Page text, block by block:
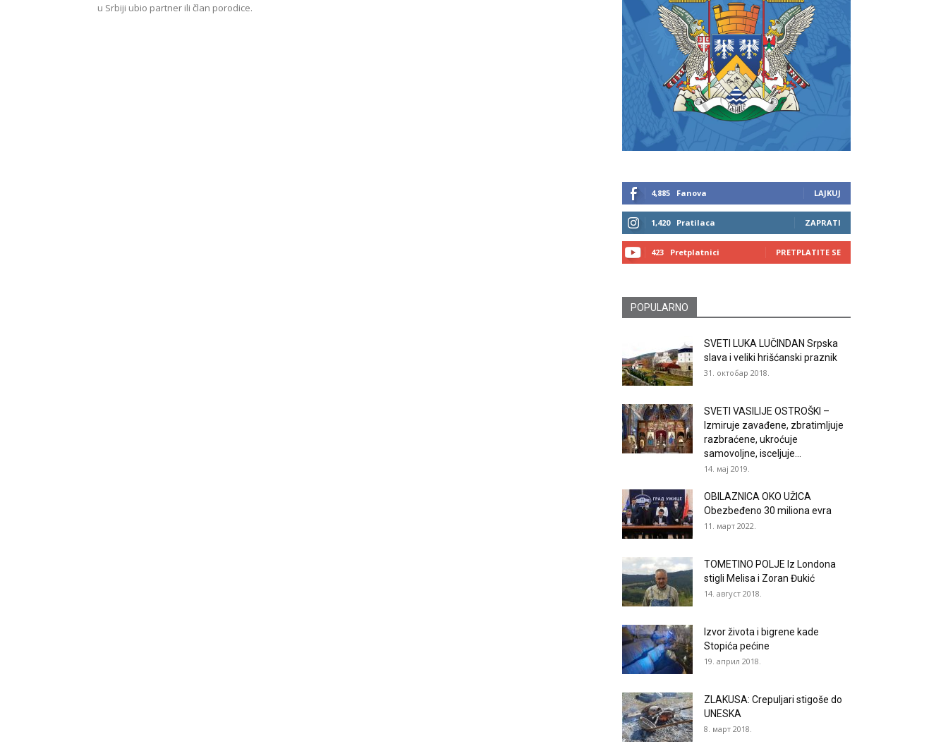
u Srbiji ubio partner ili član porodice.
4,885 Fanova LAJKUJ
1,420 Pratilaca ZAPRATI
423 Pretplatnici PRETPLATITE SE
POPULARNO
SVETI LUKA LUČINDAN Srpska
slava i veliki hrišćanski praznik
31. октобар 2018.
SVETI VASILIJE OSTROŠKI –
Izmiruje zavađene, zbratimljuje
razbraćene, ukroćuje
samovoljne, isceljuje...
14. мај 2019.
OBILAZNICA OKO UŽICA
Obezbeđeno 30 miliona evra
11. март 2022.
TOMETINO POLJE Iz Londona
stigli Melisa i Zoran Đukić
14. август 2018.
Izvor života i bigrene kade
Stopića pećine
19. април 2018.
ZLAKUSA: Crepuljari stigoše do
UNESKA
8. март 2018.